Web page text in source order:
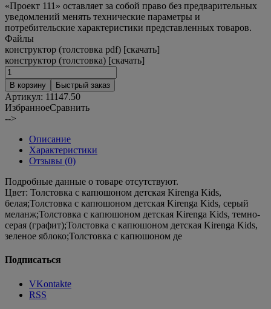
«Проект 111» оставляет за собой право без предварительных
уведомлений менять технические параметры и
потребительские характеристики представленных товаров.
Файлы
конструктор (толстовка pdf) [скачать]
конструктор (толстовка) [скачать]
В корзину Быстрый заказ
Артикул: 11147.50
ИзбранноеСравнить
-->
Описание
Характеристики
Отзывы (0)
Подробные данные о товаре отсутствуют.
Цвет: Толстовка с капюшоном детская Kirenga Kids,
белая;Толстовка с капюшоном детская Kirenga Kids, серый
меланж;Толстовка с капюшоном детская Kirenga Kids, темно-
серая (графит);Толстовка с капюшоном детская Kirenga Kids,
зеленое яблоко;Толстовка с капюшоном де
Подписаться
VKontakte
RSS